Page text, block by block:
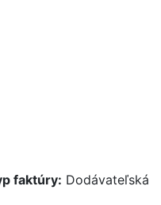
faktúry: Dodávateľská